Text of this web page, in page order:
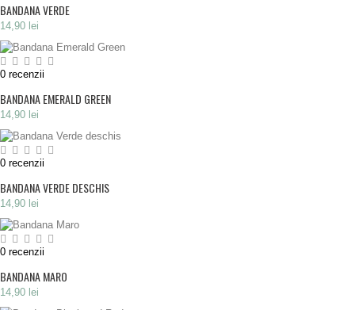
BANDANA VERDE
14,90 lei
0 recenzii
BANDANA EMERALD GREEN
14,90 lei
0 recenzii
BANDANA VERDE DESCHIS
14,90 lei
0 recenzii
BANDANA MARO
14,90 lei